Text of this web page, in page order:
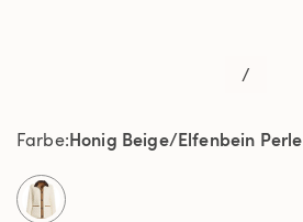
/
Farbe Honig Beige/Elfenbein Perle
selected